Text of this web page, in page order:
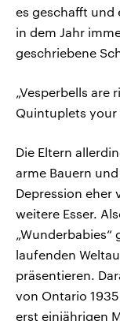
es geschafft und
in dem Jahr
geschriebene
„Vesperbells are
Quintuplets your
Die Eltern
arme Bauern
Depression eher
weitere Esser.
„Wunderbabies“
laufenden
präsentieren.
von Ontario
erst einjährigen